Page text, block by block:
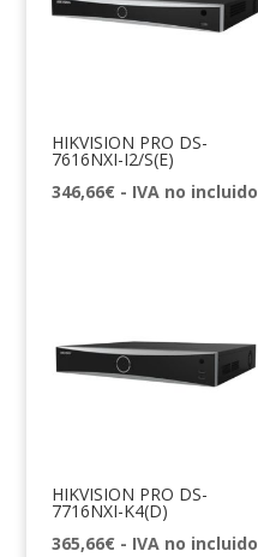
HIKVISION PRO DS-
7616NXI-I2/S(E)
346,66€ - IVA no incluido
HIKVISION PRO DS-
7716NXI-K4(D)
365,66€ - IVA no incluido